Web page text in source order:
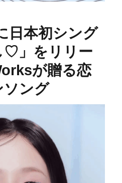
日本初シング
♡」をリリー
が贈る恋
ソング